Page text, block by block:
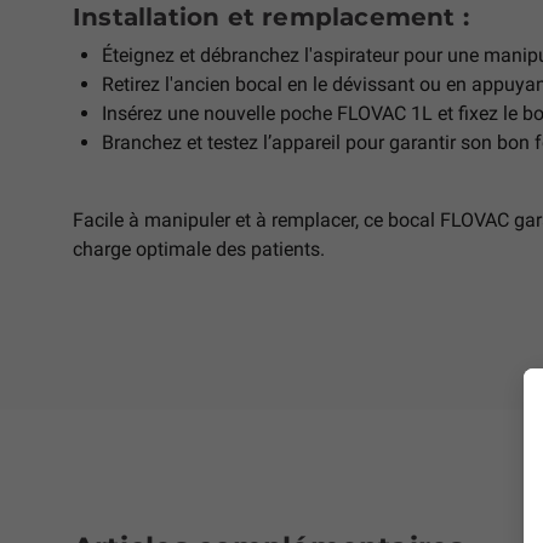
Installation et remplacement :
Éteignez et débranchez l'aspirateur pour une
Retirez l'ancien bocal en le dévissant ou en
Insérez une nouvelle poche FLOVAC 1L et fixez le
Branchez et testez l’appareil pour garantir son bon
Facile à manipuler et à remplacer, ce bocal FLOVAC
charge optimale des patients.